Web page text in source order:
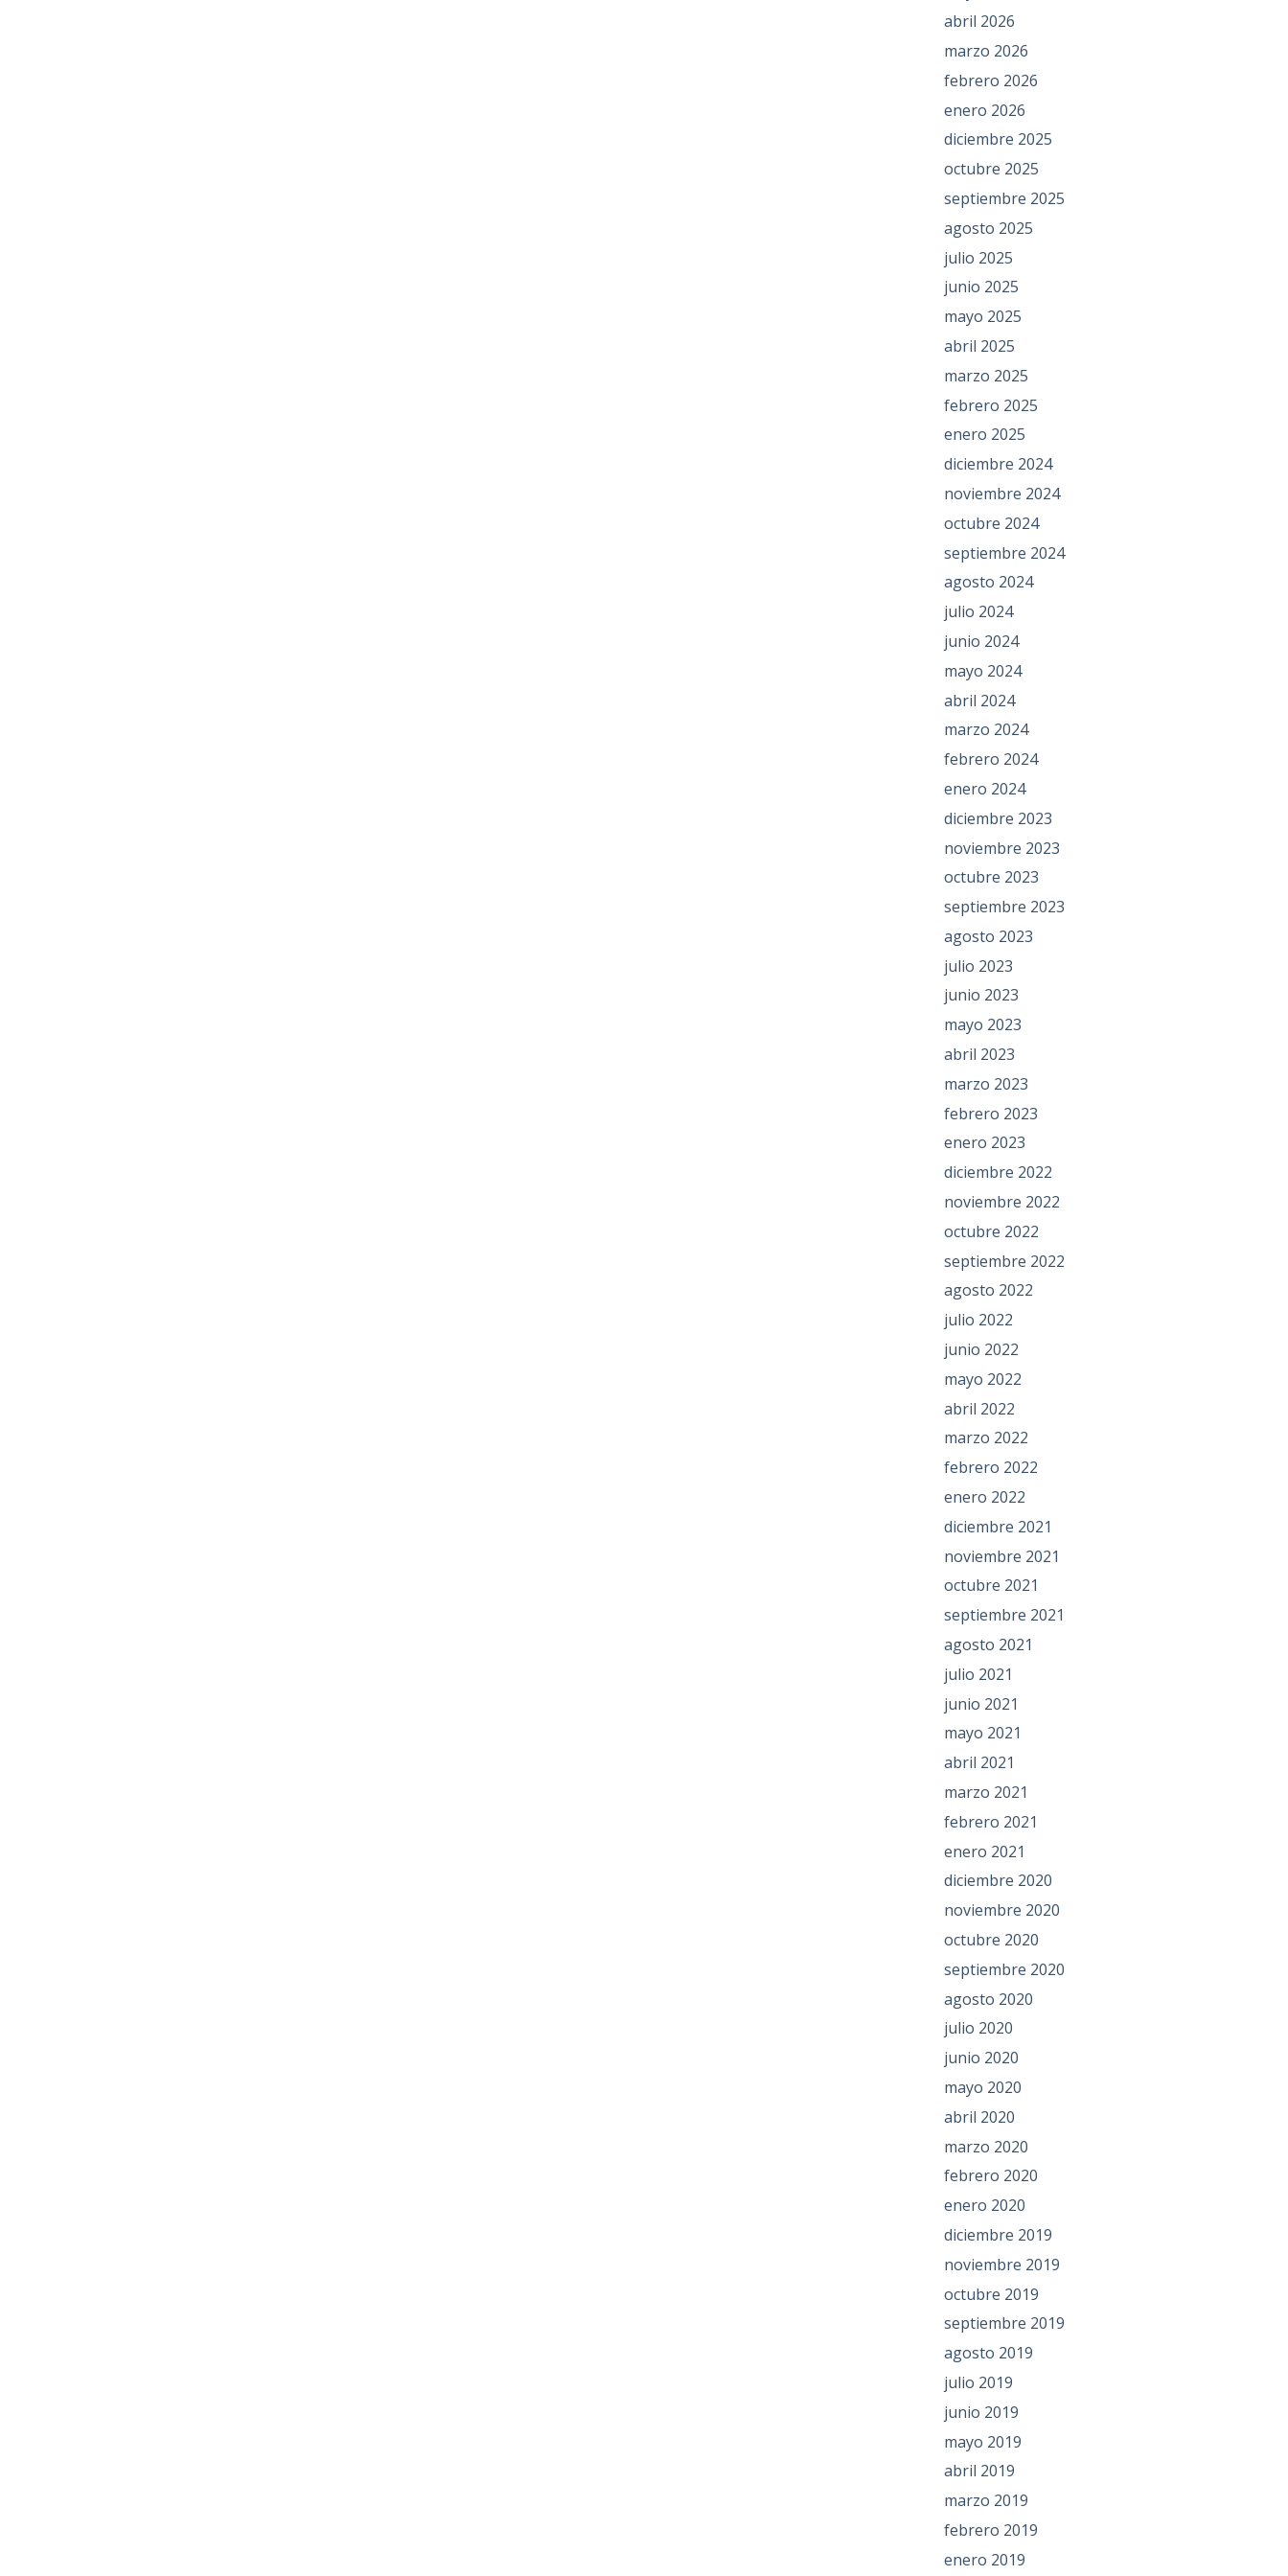
abril 2026
marzo 2026
febrero 2026
enero 2026
diciembre 2025
octubre 2025
septiembre 2025
agosto 2025
julio 2025
junio 2025
mayo 2025
abril 2025
marzo 2025
febrero 2025
enero 2025
diciembre 2024
noviembre 2024
octubre 2024
septiembre 2024
agosto 2024
julio 2024
junio 2024
mayo 2024
abril 2024
marzo 2024
febrero 2024
enero 2024
diciembre 2023
noviembre 2023
octubre 2023
septiembre 2023
agosto 2023
julio 2023
junio 2023
mayo 2023
abril 2023
marzo 2023
febrero 2023
enero 2023
diciembre 2022
noviembre 2022
octubre 2022
septiembre 2022
agosto 2022
julio 2022
junio 2022
mayo 2022
abril 2022
marzo 2022
febrero 2022
enero 2022
diciembre 2021
noviembre 2021
octubre 2021
septiembre 2021
agosto 2021
julio 2021
junio 2021
mayo 2021
abril 2021
marzo 2021
febrero 2021
enero 2021
diciembre 2020
noviembre 2020
octubre 2020
septiembre 2020
agosto 2020
julio 2020
junio 2020
mayo 2020
abril 2020
marzo 2020
febrero 2020
enero 2020
diciembre 2019
noviembre 2019
octubre 2019
septiembre 2019
agosto 2019
julio 2019
junio 2019
mayo 2019
abril 2019
marzo 2019
febrero 2019
enero 2019